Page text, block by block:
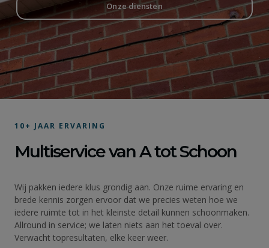
Onze diensten
10+ JAAR ERVARING
Multiservice van A tot Schoon
Wij pakken iedere klus grondig aan. Onze ruime ervaring en
brede kennis zorgen ervoor dat we precies weten hoe we
iedere ruimte tot in het kleinste detail kunnen schoonmaken.
Allround in service; we laten niets aan het toeval over.
Verwacht topresultaten, elke keer weer.